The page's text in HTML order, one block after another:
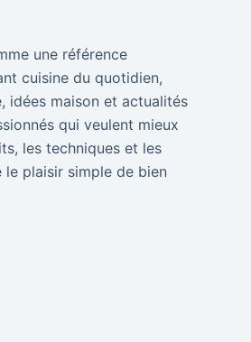
une référence
cuisine du quotidien,
idées maison et actualités
qui veulent mieux
les techniques et les
le plaisir simple de bien